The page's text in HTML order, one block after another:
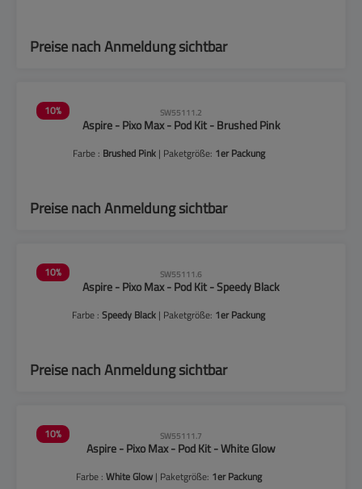
Preise nach Anmeldung sichtbar
10% SW55111.2
Aspire - Pixo Max - Pod Kit - Brushed Pink
Farbe : Brushed Pink | Paketgröße: 1er Packung
Preise nach Anmeldung sichtbar
10% SW55111.6
Aspire - Pixo Max - Pod Kit - Speedy Black
Farbe :Speedy Black | Paketgröße: 1er Packung
Preise nach Anmeldung sichtbar
10% SW55111.7
Aspire - Pixo Max - Pod Kit - White Glow
Farbe : White Glow | Paketgröße: 1er Packung